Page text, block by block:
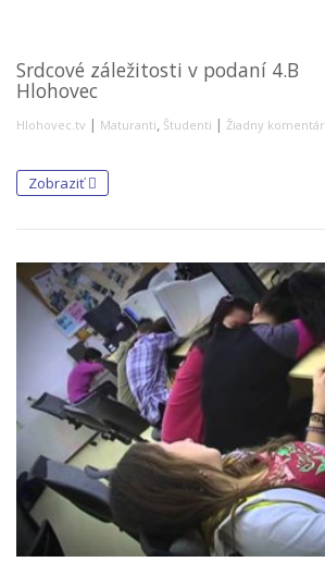
Srdcové záležitosti v podaní 4.B
Hlohovec
Hlohovec.tv | Maturanti, Študenti | Žiadny komentár
Zobraziť